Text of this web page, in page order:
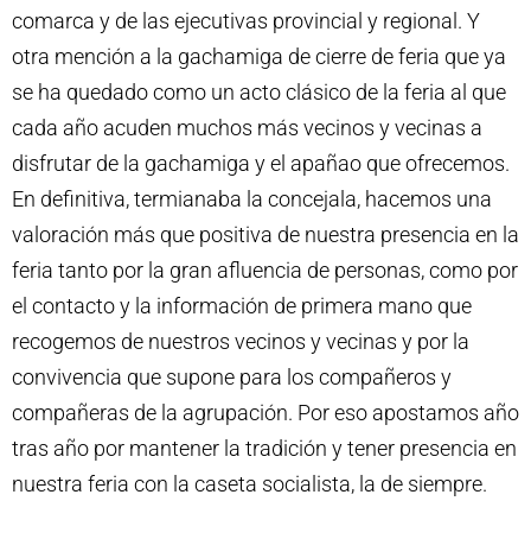
comarca y de las ejecutivas provincial y regional. Y
otra mención a la gachamiga de cierre de feria que ya
se ha quedado como un acto clásico de la feria al que
cada año acuden muchos más vecinos y vecinas a
disfrutar de la gachamiga y el apañao que ofrecemos.
En definitiva, termianaba la concejala, hacemos una
valoración más que positiva de nuestra presencia en la
feria tanto por la gran afluencia de personas, como por
el contacto y la información de primera mano que
recogemos de nuestros vecinos y vecinas y por la
convivencia que supone para los compañeros y
compañeras de la agrupación. Por eso apostamos año
tras año por mantener la tradición y tener presencia en
nuestra feria con la caseta socialista, la de siempre.